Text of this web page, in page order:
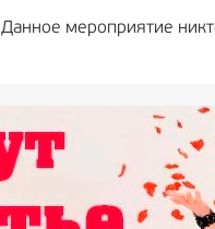
Данное мероприятие